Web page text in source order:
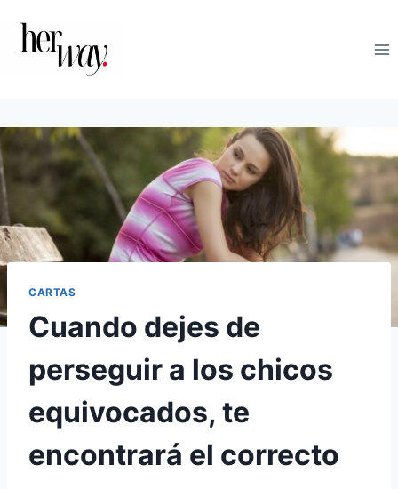
contenido
CARTAS
Cuando dejes de
perseguir a los chicos
equivocados, te
encontrará el correcto